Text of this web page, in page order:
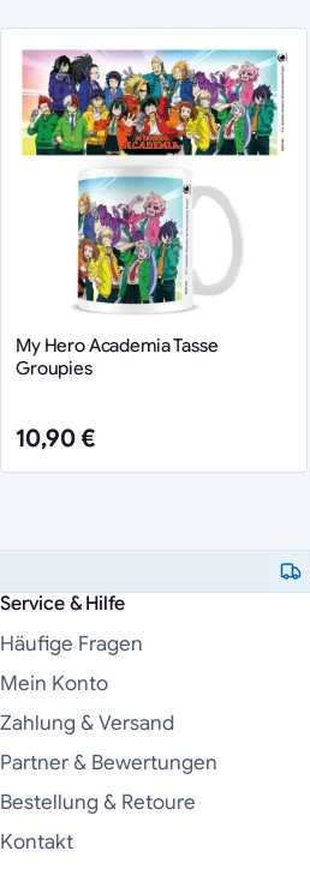
My Hero Academia Tasse
Groupies
10,90 €
Service & Hilfe
Häufige Fragen
Mein Konto
Zahlung & Versand
Partner & Bewertungen
Bestellung & Retoure
Kontakt